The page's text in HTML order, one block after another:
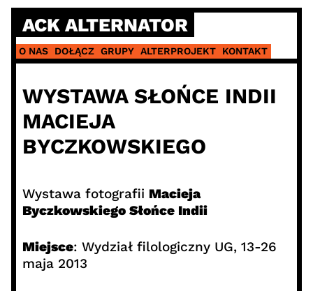
Skip
content
ACK ALTERNATOR
O NAS DOŁĄCZ GRUPY ALTERPROJEKT KONTAKT
WYSTAWA SŁOŃCE INDII
MACIEJA
BYCZKOWSKIEGO
Wystawa fotografii Macieja
Byczkowskiego Słońce Indii
Miejsce: Wydział filologiczny UG, 13-26
maja 2013